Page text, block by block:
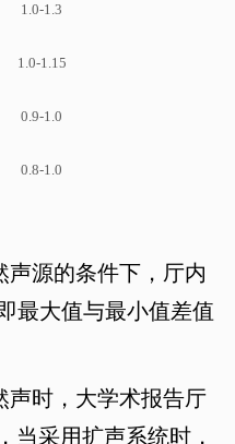
1.0-1.3
1.0-1.15
0.9-1.0
0.8-1.0
声源的条件下，厅内
最大值与最小值差值
声时，大学术报告厅
当采用扩声系统时，